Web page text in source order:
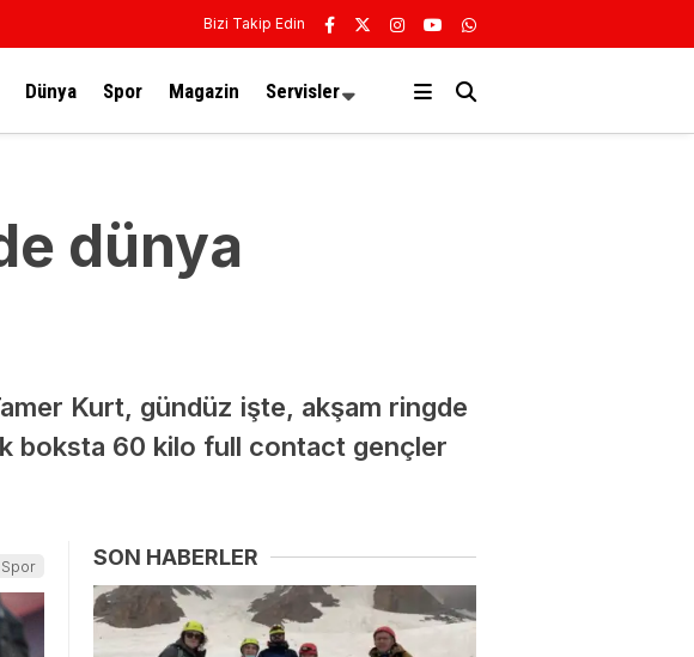
Bizi Takip Edin
Dünya Spor Magazin Servisler
dünya
Kurt, gündüz işte, akşam ringde
boksta 60 kilo full contact gençler
Spor SON HABERLER